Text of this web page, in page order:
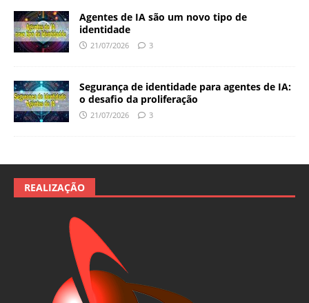
Agentes de IA são um novo tipo de
identidade
21/07/2026 3
Segurança de identidade para agentes de IA:
o desafio da proliferação
21/07/2026 3
REALIZAÇÃO